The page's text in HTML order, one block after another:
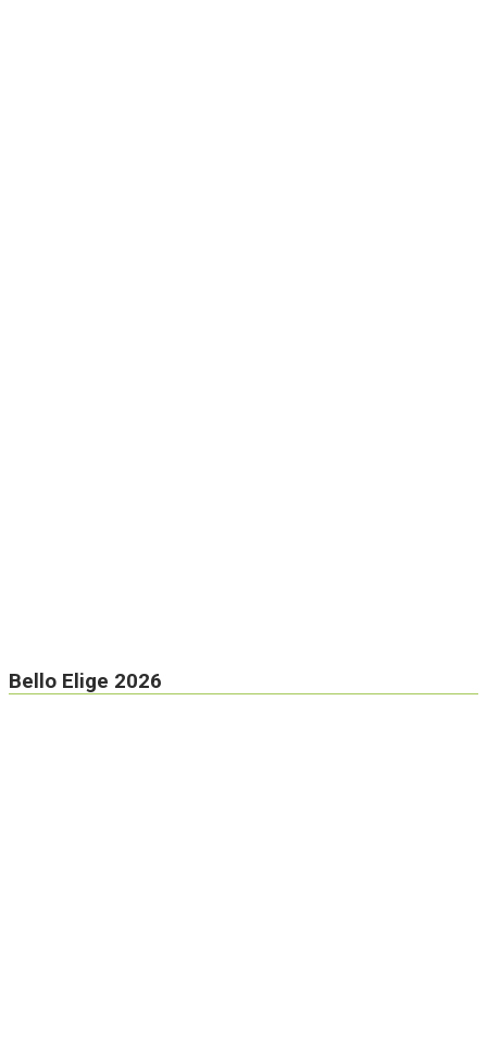
Bello Elige 2026